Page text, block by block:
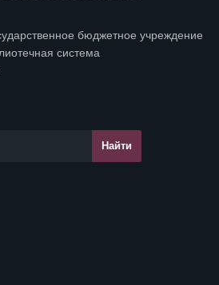
бюджетное учреждение
система